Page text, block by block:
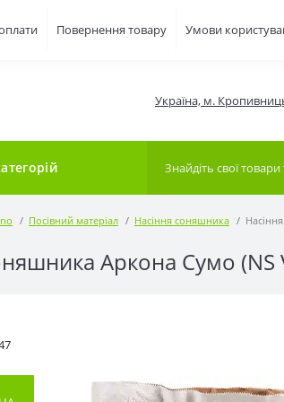
Повернення товару Умови
Україна, м.
Посівний матеріал Насіння соняшника
Аркона Сумо (NS